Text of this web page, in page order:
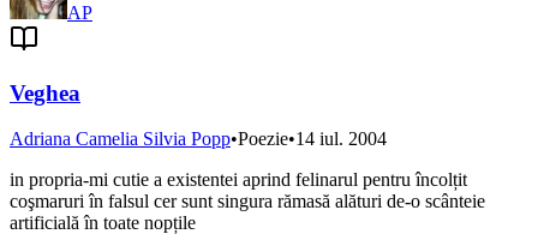
AP
Veghea
Adriana Camelia Silvia Popp•Poezie•14 iul. 2004
in propria-mi cutie a existentei aprind felinarul pentru încolțit
coşmaruri în falsul cer sunt singura rămasă alături de-o scânteie
artificială în toate nopțile